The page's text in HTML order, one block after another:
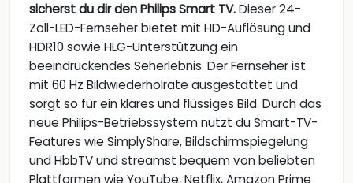
sicherst du dir den Philips Smart TV.Dieser 24-
Zoll-LED-Fernseher bietet mit HD-Auflösung und
HDR10 sowie HLG-Unterstützung ein
beeindruckendes Seherlebnis. Der Fernseher ist
mit 60 Hz Bildwiederholrate ausgestattet und
sorgt so für ein klares und flüssiges Bild. Durch das
neue Philips-Betriebssystem nutzt du Smart-TV-
Features wie SimplyShare, Bildschirmspiegelung
und HbbTV und streamst bequem von beliebten